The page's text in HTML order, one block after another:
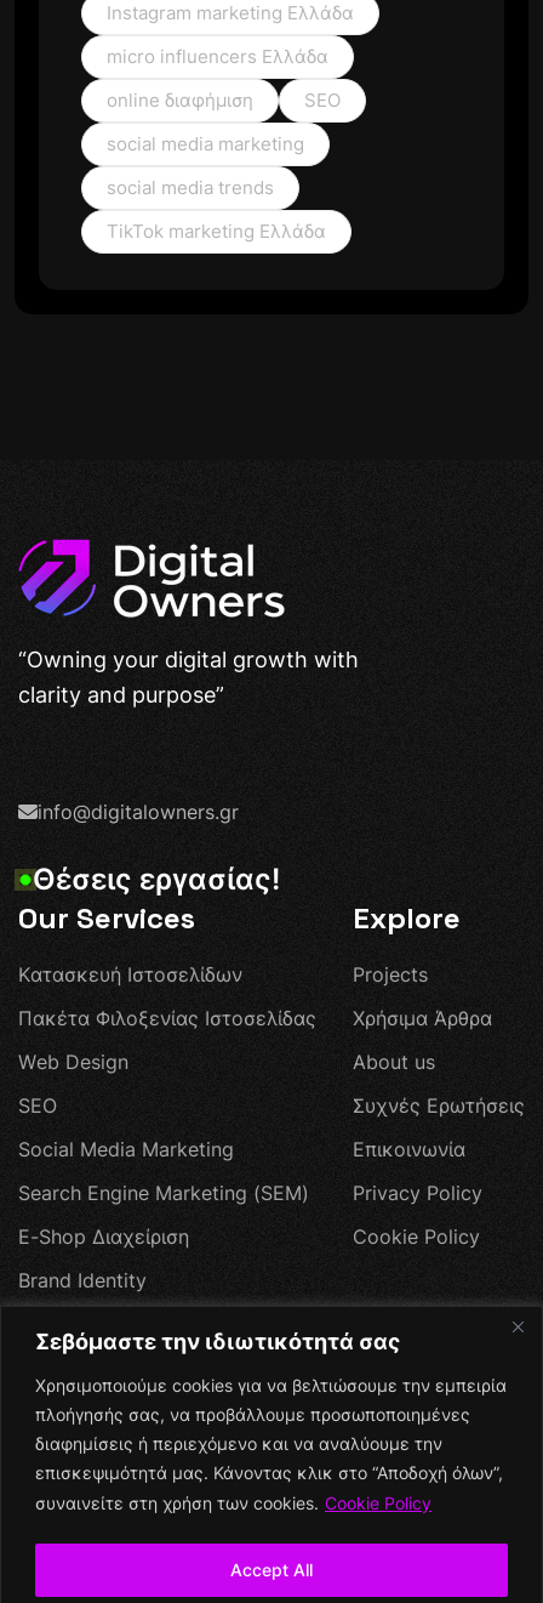
Σεβόμαστε την ιδιωτικότητά σας
Χρησιμοποιούμε cookies για να βελτιώσουμε την εμπειρία
πλοήγησής σας, να προβάλλουμε προσωποποιημένες
διαφημίσεις ή περιεχόμενο και να αναλύουμε την
επισκεψιμότητά μας. Κάνοντας κλικ στο “Αποδοχή όλων”,
συναινείτε στη χρήση των cookies. Cookie Policy
Accept All
Instagram marketing Ελλάδα
micro influencers Ελλάδα
online διαφήμιση
SEO
social media marketing
social media trends
TikTok marketing Ελλάδα
“Owning your digital growth with
clarity and purpose”
info@digitalowners.gr
Θέσεις εργασίας!
Our Services
Κατασκευή Ιστοσελίδων
Πακέτα Φιλοξενίας Ιστοσελίδας
Web Design
SEO
Social Media Marketing
Search Engine Marketing (SEM)
E-Shop Διαχείριση
Brand Identity
Explore
Projects
Χρήσιμα Άρθρα
About us
Συχνές Ερωτήσεις
Επικοινωνία
Privacy Policy
Cookie Policy
Social Media
+